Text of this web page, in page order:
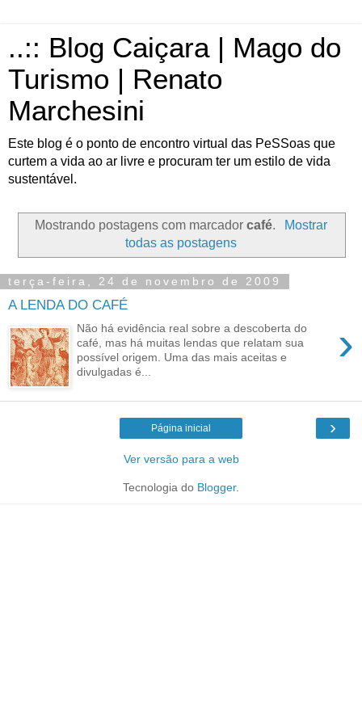
..:: Blog Caiçara | Mago do
Turismo | Renato
Marchesini
Este blog é o ponto de encontro virtual das PeSSoas que
curtem a vida ao ar livre e procuram ter um estilo de vida
sustentável.
Mostrando postagens com marcadorcafé.
Mostrar
todas as postagens
terça-feira, 24 de novembro de 2009
A LENDA DO CAFÉ
›
Não há evidência real sobre a descoberta do
café, mas há muitas lendas que relatam sua
possível origem. Uma das mais aceitas e
divulgadas é...
›
Página inicial
Ver versão para a web
Tecnologia do Blogger.